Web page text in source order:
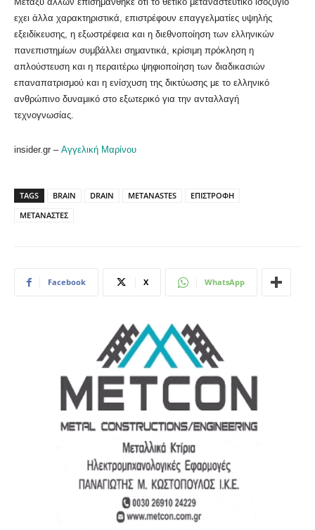
εχει άλλα χαρακτηριστικά, επιστρέφουν επαγγελματίες υψηλής
εξειδίκευσης, η εξωστρέφεια και η διεθνοποίηση των ελληνικών
πανεπιστημίων συμβάλλει σημαντικά, κρίσιμη πρόκληση η
απλούστευση και η περαιτέρω ψηφιοποίηση των διαδικασιών
επαναπατρισμού και η ενίσχυση της δικτύωσης με το ελληνικό
ανθρώπινο δυναμικό στο εξωτερικό για την ανταλλαγή
τεχνογνωσίας.
insider.gr – Αγγελική Μαρίνου
TAGS BRAIN DRAIN METANASTES
ΕΠΙΣΤΡΟΦΗ
ΜΕΤΑΝΑΣΤΕΣ
Facebook X WhatsApp